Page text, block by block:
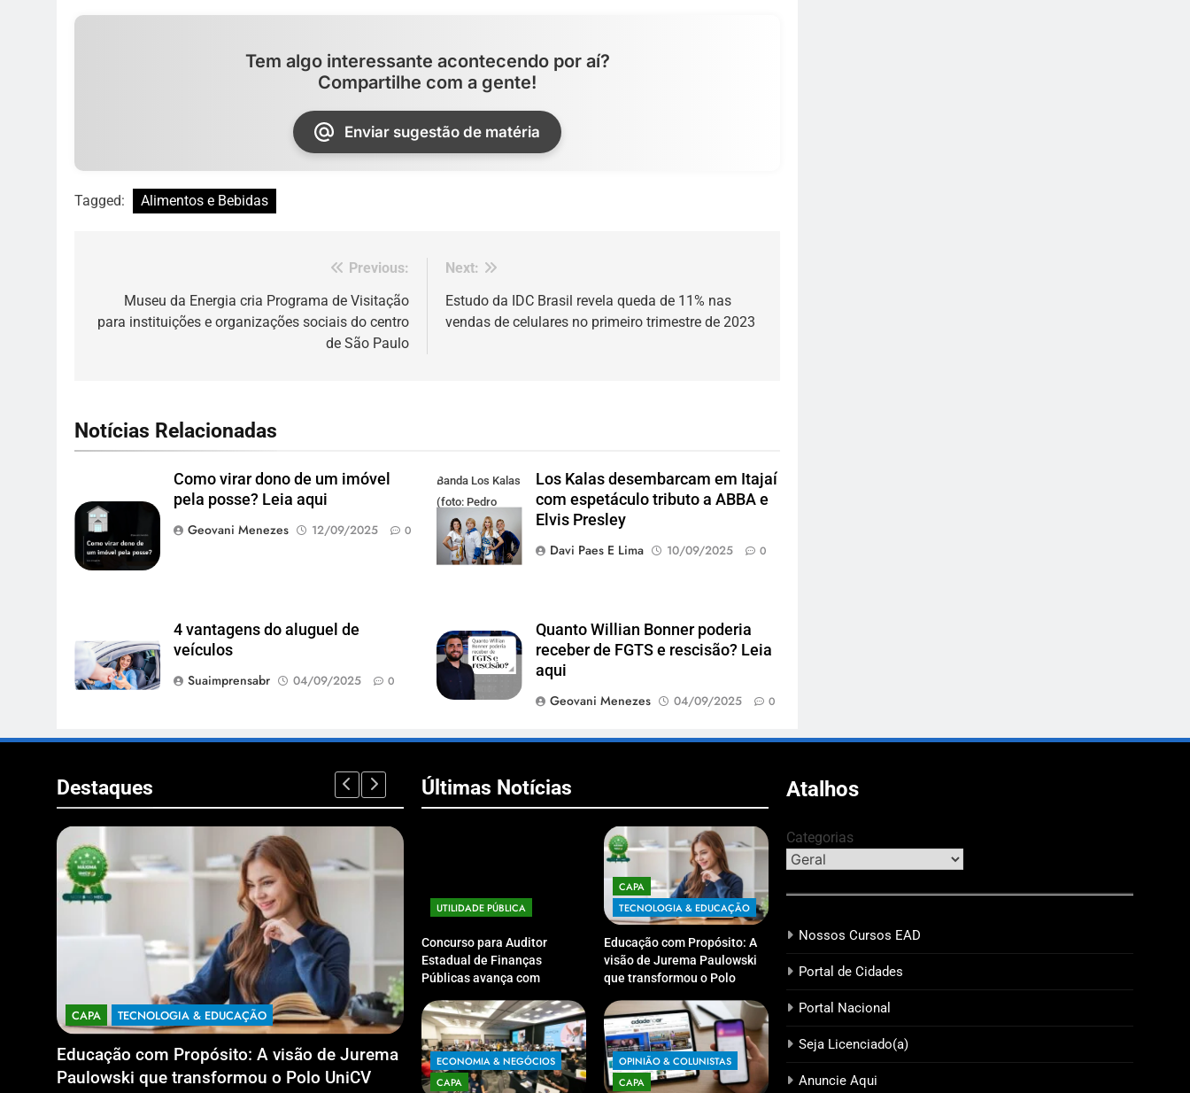
Tem algo interessante acontecendo por aí?
Compartilhe com a gente!
Enviar sugestão de matéria
Tagged: Alimentos e Bebidas
Post
Previous:
Museu da Energia cria Programa de Visitação
para instituições e organizações sociais do centro
de São Paulo
Next:
Estudo da IDC Brasil revela queda de 11% nas
vendas de celulares no primeiro trimestre de 2023
Notícias Relacionadas
Como virar dono de um imóvel
pela posse? Leia aqui
Geovani Menezes
12/09/2025 0
Banda Los Kalas
(foto: Pedro
Oliveira)
Los Kalas desembarcam em Itajaí
com espetáculo tributo a ABBA e
Elvis Presley
Davi Paes E Lima
10/09/2025 0
4 vantagens do aluguel de
veículos
Suaimprensabr
04/09/2025 0
Quanto Willian Bonner poderia
receber de FGTS e rescisão? Leia
aqui
Geovani Menezes
04/09/2025 0
Destaques
CAPA TECNOLOGIA & EDUCAÇÃO
Educação com Propósito: A visão de Jurema
Paulowski que transformou o Polo UniCV
CAPA ECONOMIA & NEGÓCIOS
Franchise4u leva oportunidades de franquias
para Joinville e região com modelo de evento
CAPA OPINIÃO & COLUNISTAS
A Mídia da Futilidade Morreu. Troquei 3.000
views de 24h por 1 notícia que dura 10 anos.
Últimas Notícias
UTILIDADE PÚBLICA
Concurso para Auditor
Estadual de Finanças
Públicas avança com
organizadora
CAPA
TECNOLOGIA & EDUCAÇÃO
Educação com Propósito: A
visão de Jurema Paulowski
que transformou o Polo
referência de acolhimento
ECONOMIA & NEGÓCIOS
CAPA
OPINIÃO & COLUNISTAS
CAPA
Atalhos
Categorias
Nossos Cursos EAD
Portal de Cidades
Portal Nacional
Seja Licenciado(a)
Anuncie Aqui